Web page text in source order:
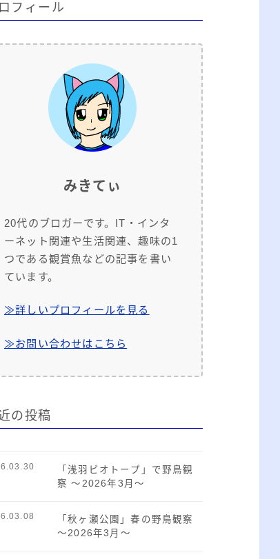
フィール
みきてぃ
20代のブロガーです。IT・インタ
ーネット関連や生活関連、趣味の1
つである観賞魚などの記事を書い
ています。
≫詳しいプロフィールを見る
≫お問い合わせはこちら
の投稿
「浅羽ビオトープ」で野鳥観
察 ～2026年3月～
「秋ヶ瀬公園」春の野鳥観察
～2026年3月～